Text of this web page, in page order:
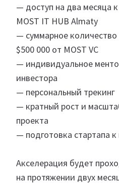
— доступ на два месяца
MOST IT HUB Almaty
— суммарное
$500 000 от MOST VС
— индивидуальное
инвестора
— персональный трекинг
— кратный рост и
проекта
— подготовка стартапа
Акселерация будет
на протяжении двух